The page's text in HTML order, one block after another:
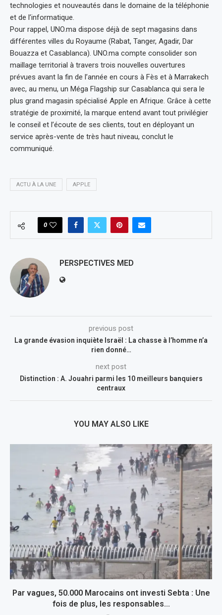
technologies et nouveautés dans le domaine de la téléphonie
et de l’informatique.
Pour rappel, UNO.ma dispose déjà de sept magasins dans
différentes villes du Royaume (Rabat, Tanger, Agadir, Dar
Bouazza et Casablanca). UNO.ma compte consolider son
maillage territorial à travers trois nouvelles ouvertures
prévues avant la fin de l’année en cours à Fès et à Marrakech
avec, au menu, un Méga Flagship sur Casablanca qui sera le
plus grand magasin spécialisé Apple en Afrique. Grâce à cette
stratégie de proximité, la marque entend avant tout privilégier
le conseil et l’écoute de ses clients, tout en déployant un
service après-vente de très haut niveau, conclut le
communiqué.
ACTU À LA UNE APPLE
0
PERSPECTIVES MED
previous post
La grande évasion inquiète Israël : La chasse à l’homme n’a
rien donné…
next post
Distinction : A. Jouahri parmi les 10 meilleurs banquiers
centraux
YOU MAY ALSO LIKE
Par vagues, 50.000 Marocains ont investi Sebta : Une
fois de plus, les responsables...